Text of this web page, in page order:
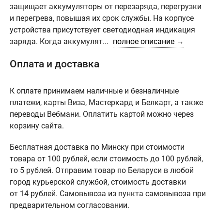
защищает аккумуляторы от перезаряда, перегрузки
и перегрева, повышая их срок службы. На корпусе
устройства присутствует светодиодная индикация
заряда. Когда аккумулят... полное описание →
Оплата и доставка
К оплате принимаем наличные и безналичные
платежи, карты Виза, Мастеркард и Белкарт, а также
переводы Вебмани. Оплатить картой можно через
корзину сайта.
Бесплатная доставка по Минску при стоимости
товара от 100 рублей, если стоимость до 100 рублей,
то 5 рублей. Отправим товар по Беларуси в любой
город курьерской службой, стоимость доставки
от 14 рублей. Самовывоза из пункта самовывоза при
предварительном согласовании.